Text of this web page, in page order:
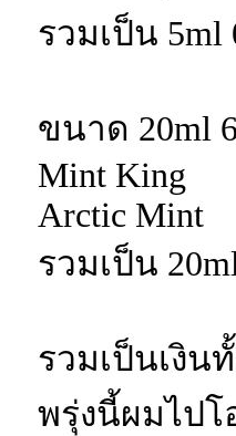
รวมเป็น 5ml
ขนาด 20ml
Mint King
Arctic Mint
รวมเป็น
รวมเป็นเงิน
พรุ่งนี้ผมไปโ